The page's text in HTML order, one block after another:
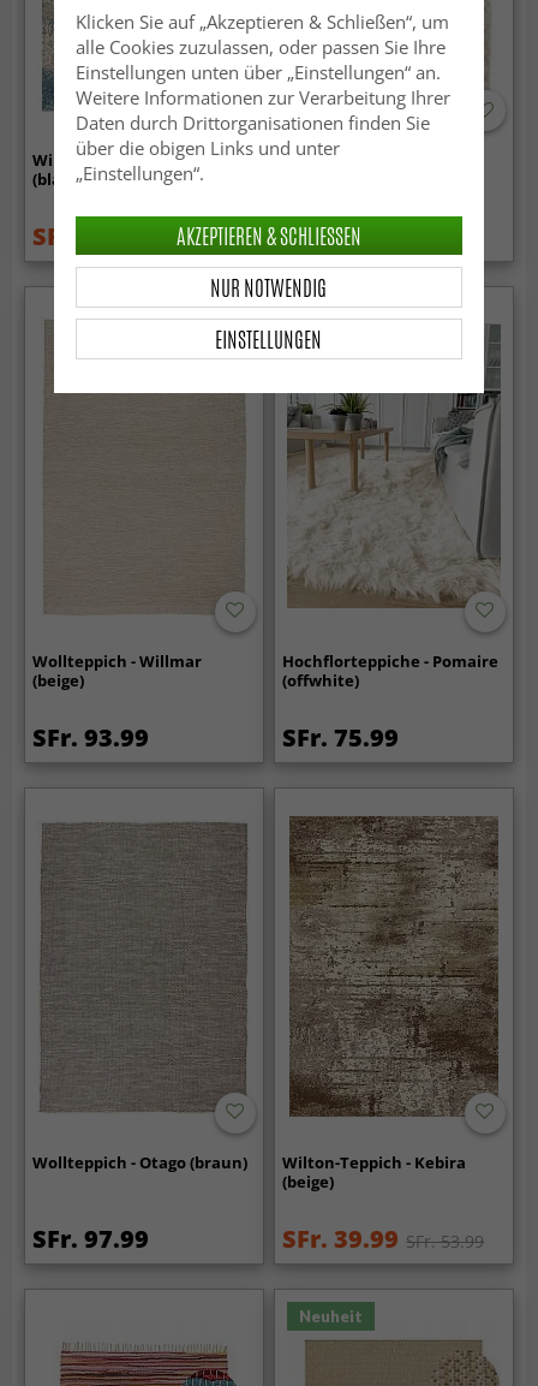
Wilton-Teppich - Kebira
(blau)
SFr. 39.99 SFr. 53.99
Hochflorteppiche - Cosy
SFr. 28.99
Wollteppich - Willmar
(beige)
SFr. 93.99
Hochflorteppiche - Pomaire
(offwhite)
SFr. 75.99
Wollteppich - Otago (braun)
SFr. 97.99
Wilton-Teppich - Kebira
(beige)
SFr. 39.99 SFr. 53.99
Neuheit
Klicken Sie auf „Akzeptieren & Schließen“, um
alle Cookies zuzulassen, oder passen Sie Ihre
Einstellungen unten über „Einstellungen“ an.
Weitere Informationen zur Verarbeitung Ihrer
Daten durch Drittorganisationen finden Sie
über die obigen Links und unter
„Einstellungen“.
EINSTELLUNGEN
NUR NOTWENDIG
AKZEPTIEREN & SCHLIESSEN